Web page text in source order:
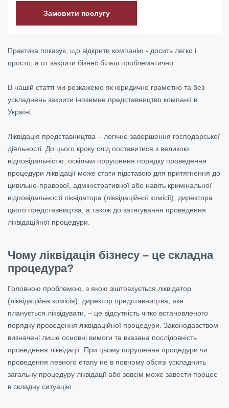
Замовити послугу
Практика показує, що відкрити компанію - досить легко і
просто, а от закрити бізнес більш проблематично.
В нашій статті ми розкажемо як юридично грамотно та без
ускладнень закрити іноземне представництво компанії в
Україні.
Ліквідація представництва – логічне завершення господарської
діяльності. До цього кроку слід поставитися з великою
відповідальністю, оскільки порушення порядку проведення
процедури ліквідації може стати підставою для притягнення до
цивільно-правової, адміністративної або навіть кримінальної
відповідальності ліквідатора (ліквідаційної комісії), директора
цього представництва, а також до затягування проведення
ліквідаційної процедури.
Чому ліквідація бізнесу – це складна
процедура?
Головною проблемою, з якою зіштовхується ліквідатор
(ліквідаційна комісія), директор представництва, яке
планується ліквідувати, – це відсутність чітко встановленого
порядку проведення ліквідаційної процедури. Законодавством
визначені лише основні вимоги та вказана послідовність
проведення ліквідації. При цьому порушення процедури чи
проведення певного етапу не в повному обсязі ускладнить
загальну процедуру ліквідації або зовсім може завести процес
в складну ситуацію.